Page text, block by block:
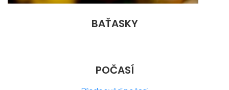
BAŤASKY
POČASÍ